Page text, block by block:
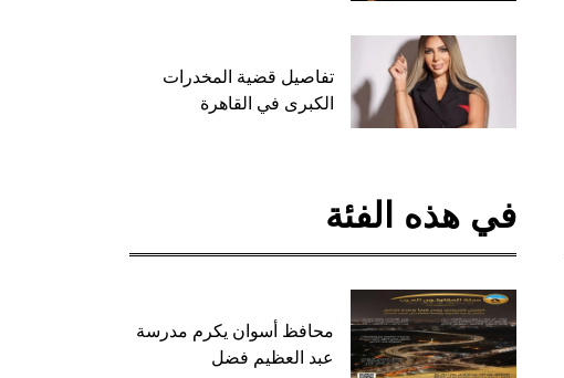
تفاصيل قضية المخدرات
الكبرى في القاهرة
في هذه الفئة
محافظ أسوان يكرم مدرسة
عبد العظيم فضل